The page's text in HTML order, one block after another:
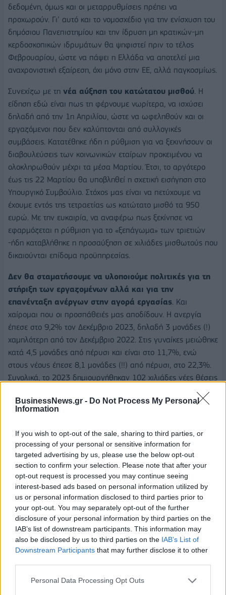
BusinessNews.gr - Do Not Process My Personal
Information
If you wish to opt-out of the sale, sharing to third parties, or
processing of your personal or sensitive information for
targeted advertising by us, please use the below opt-out
section to confirm your selection. Please note that after your
opt-out request is processed you may continue seeing
interest-based ads based on personal information utilized by
us or personal information disclosed to third parties prior to
your opt-out. You may separately opt-out of the further
disclosure of your personal information by third parties on the
IAB’s list of downstream participants. This information may
also be disclosed by us to third parties on the IAB’s List of
Downstream Participants that may further disclose it to other
Personal Data Processing Opt Outs
δεδομένη, όμως και οι μεταρρυθμίσεις πρέπει να
προχωρούν. Γι’ αυτό και το νομοσχέδιο για την ενίσχυση του
δημόσιου Πανεπιστημίου και την ίδρυση μη κρατικών-μη
κερδοσκοπικών ιδρυμάτων θα ψηφιστεί πριν το τέλος
Φεβρουαρίου, ώστε να πάψει η Ελλάδα να αποτελεί μια
αναχρονιστική εξαίρεση, όχι μόνο στην ΕΕ, αλλά παγκοσμίως.
Συνεχίζω με τη νέα αύξηση του κατώτατου μισθού. Η
είδηση εδώ είναι πως τη φέρνουμε νωρίτερα, να ισχύσει
δηλαδή από την 1η Απριλίου, ώστε να ωφεληθούν και οι
εργαζόμενοι που δεν καλύπτονται από συλλογικές
συμβάσεις. Κατατέθηκε ήδη η ρύθμιση για να ξεκινήσουν οι
διαβουλεύσεις των κοινωνικών εταίρων προκειμένου να
ολοκληρωθούν μέχρι τα μέσα Μαρτίου. Έτσι, το αργότερο
έως τις 22 Μαρτίου θα υποβληθεί η σχετική εισήγηση στο
Υπουργικό Συμβούλιο. Στόχος μας είναι να πετύχουμε να
έχουμε εντός της τετραετίας ως κατώτατο μισθό τα 950
ευρώ. Με την ευκαιρία, να αναφέρω πως ξεκίνησε να
εφαρμόζεται η ρύθμιση για το «ξεπάγωμα» των τριετιών
-ήδη καταβλήθηκε η προσαύξηση σε χιλιάδες μισθωτούς που
δικαιούνται επίδομα προϋπηρεσίας.
Δεν θα σταματήσουμε να υλοποιούμε πολιτικές για τη
στήριξη των εργαζομένων αλλά και για την
επανένταξη ανέργων στην αγορά εργασίας. Και
χαίρομαι που οι προσπάθειές μας αποδίδουν. Η ανεργία
έπεσε στο 9,2% τον Δεκέμβριο 2023, δηλαδή 3 μονάδες (!)
χαμηλότερη από τον Δεκέμβριο 2022. Στις γυναίκες μειώθηκε
κατά 4,5 μονάδες από πέρυσι και είναι στο 11,7%, ενώ
στους νέους έπεσε 8,1 μονάδες (!!) από πέρυσι, στο 22,3%.
Συνολικά, το 2023 δημιουργήθηκαν 102 χιλιάδες νέες θέσεις
εργασίας και οι άνεργοι ήταν 146 χιλιάδες λιγότεροι. Σε
αυτά τα αποτελέσματα, καθοριστική είναι η συμβολή των
απασχόληση, συνολικής αξίας άνω του ενός δισ. ευρώ με
εξασφαλισμένη χρηματοδότηση από το ΕΣΠΑ 2021-2027. Οι
αριθμοί μιλούν από μόνοι τους: την τριετία 2020-2023 στα
προγράμματα της ΔΥΠΑ συμμετείχαν 143.971 άνεργοι, ενώ
μεταξύ 2015-2019 μόλις 42.000. Επιβεβαίωση της
βελτίωσης είναι και ο σχεδόν τριπλασιασμός του ποσοστού
των επιχειρήσεων -από το 15,6% το 2020 στο 45% το
2023- που αποτιμούν ως ικανοποιητικές τις υπηρεσίες της
ΔΥΠΑ.
Αλλάζω θέμα, για να περάσω στην Υγεία και στην
καταλυτικής σημασίας για το ΕΣΥ, αλλά πρωτίστως για τους
ασθενείς, Ενιαία Ψηφιακή Λίστα Χειρουργείων που τέθηκε